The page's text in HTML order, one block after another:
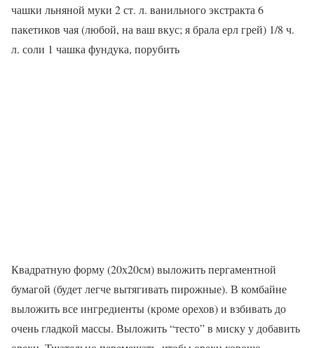
чашки льняной муки 2 ст. л. ванильного экстракта 6
пакетиков чая (любой, на ваш вкус; я брала ерл грей) 1/8 ч.
л. соли 1 чашка фундука, порубить
Квадратную форму (20х20см) выложить пергаментной
бумагой (будет легче вытягивать пирожные). В комбайне
выложить все ингредиенты (кроме орехов) и взбивать до
очень гладкой массы. Выложить “тесто” в миску у добавить